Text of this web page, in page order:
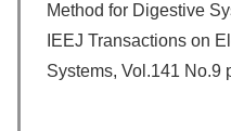
Method for Digestive
IEEJ Transactions on
Systems, Vol.141 No.9